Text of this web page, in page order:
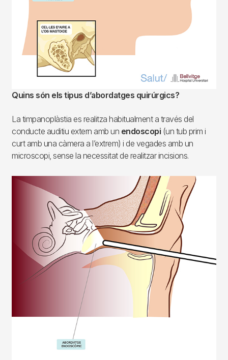
Quins són els tipus d’abordatges quirúrgics?
La timpanoplàstia es realitza habitualment a través del
conducte auditiu extern amb un endoscopi (un tub prim i
curt amb una càmera a l’extrem) i de vegades amb un
microscopi, sense la necessitat de realitzar incisions.
Imagen